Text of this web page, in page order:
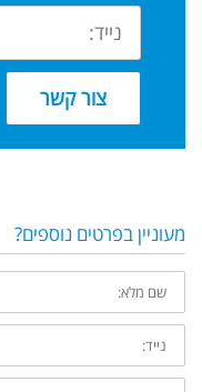
צור קשר
מעוניין בפרטים נוספים?
שם
מלא:
נייד: